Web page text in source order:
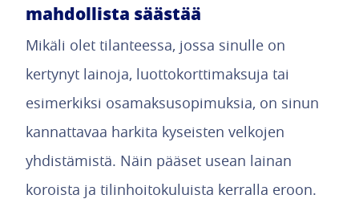
mahdollista säästää
Mikäli olet tilanteessa, jossa sinulle on
kertynyt lainoja, luottokorttimaksuja tai
esimerkiksi osamaksusopimuksia, on sinun
kannattavaa harkita kyseisten velkojen
yhdistämistä. Näin pääset usean lainan
koroista ja tilinhoitokuluista kerralla eroon.